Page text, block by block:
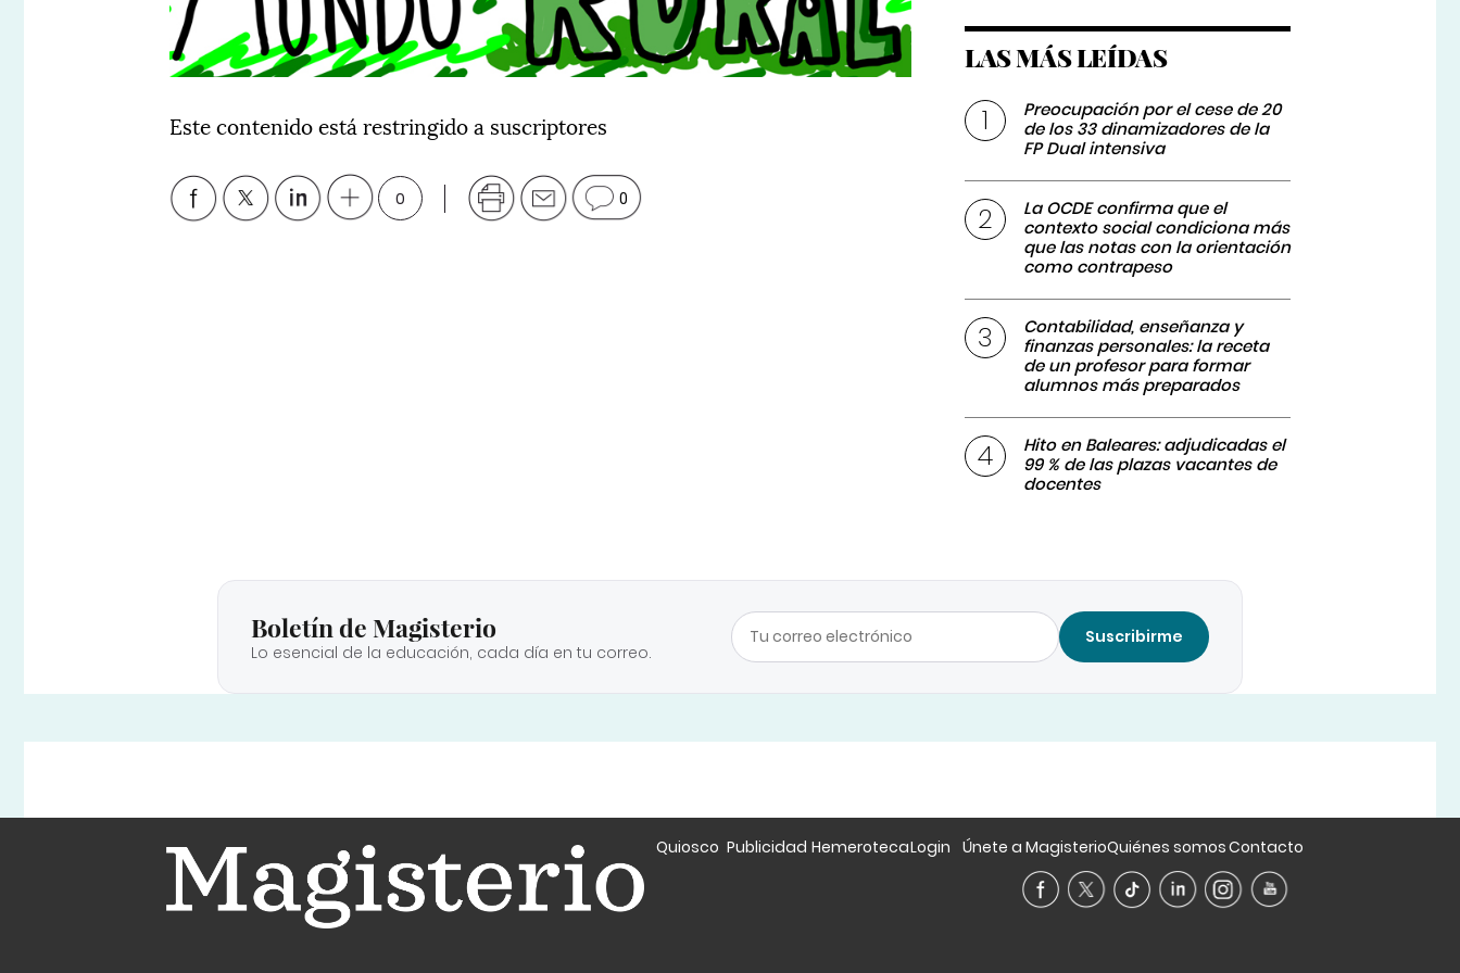
Este contenido está restringido a suscriptores
0 0
LAS MÁS LEÍDAS
Preocupación por el cese de 20
de los 33 dinamizadores de la
FP Dual intensiva
La OCDE confirma que el
contexto social condiciona más
que las notas con la orientación
como contrapeso
Contabilidad, enseñanza y
finanzas personales: la receta
de un profesor para formar
alumnos más preparados
Hito en Baleares: adjudicadas el
99 % de las plazas vacantes de
docentes
Boletín de Magisterio
Lo esencial de la educación, cada día en tu correo.
Suscribirme
Quiosco Publicidad HemerotecaLogin Únete a MagisterioQuiénes somosContacto